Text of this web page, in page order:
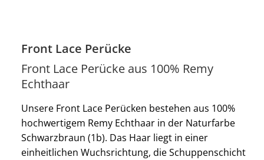
Front Lace Perücke
Front Lace Perücke aus 100% Remy
Echthaar
Unsere Front Lace Perücken bestehen aus 100%
hochwertigem Remy Echthaar in der Naturfarbe
Schwarzbraun (1b). Das Haar liegt in einer
einheitlichen Wuchsrichtung, die Schuppenschicht